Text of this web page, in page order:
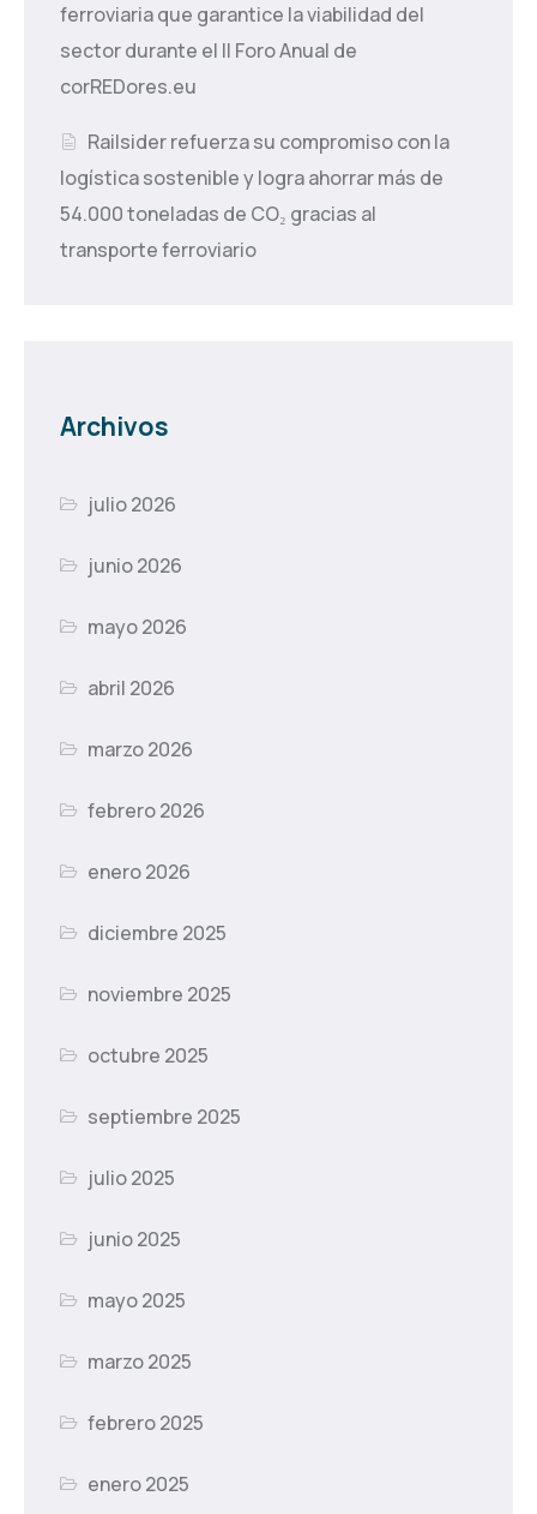
ferroviaria que garantice la viabilidad del
sector durante el II Foro Anual de
corREDores.eu
Railsider refuerza su compromiso con la
logística sostenible y logra ahorrar más de
54.000 toneladas de CO₂ gracias al
transporte ferroviario
Archivos
julio 2026
junio 2026
mayo 2026
abril 2026
marzo 2026
febrero 2026
enero 2026
diciembre 2025
noviembre 2025
octubre 2025
septiembre 2025
julio 2025
junio 2025
mayo 2025
marzo 2025
febrero 2025
enero 2025